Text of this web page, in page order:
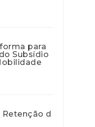
para
Subsídio
Retenção d